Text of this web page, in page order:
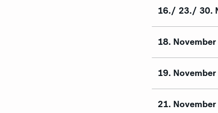
16./ 23./ 30.
18. November
19. November
21. November